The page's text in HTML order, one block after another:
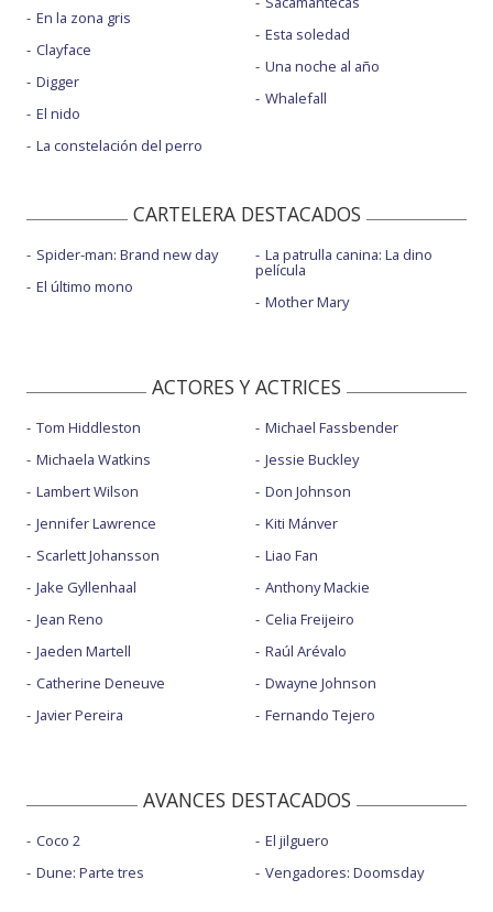
En la zona gris
Clayface
Digger
El nido
La constelación del perro
Esta soledad
Una noche al año
Whalefall
CARTELERA DESTACADOS
Spider-man: Brand new day
El último mono
La patrulla canina: La dino
película
Mother Mary
ACTORES Y ACTRICES
Tom Hiddleston
Michaela Watkins
Lambert Wilson
Jennifer Lawrence
Scarlett Johansson
Jake Gyllenhaal
Jean Reno
Jaeden Martell
Catherine Deneuve
Javier Pereira
Michael Fassbender
Jessie Buckley
Don Johnson
Kiti Mánver
Liao Fan
Anthony Mackie
Celia Freijeiro
Raúl Arévalo
Dwayne Johnson
Fernando Tejero
AVANCES DESTACADOS
Coco 2
Dune: Parte tres
El jilguero
Vengadores: Doomsday